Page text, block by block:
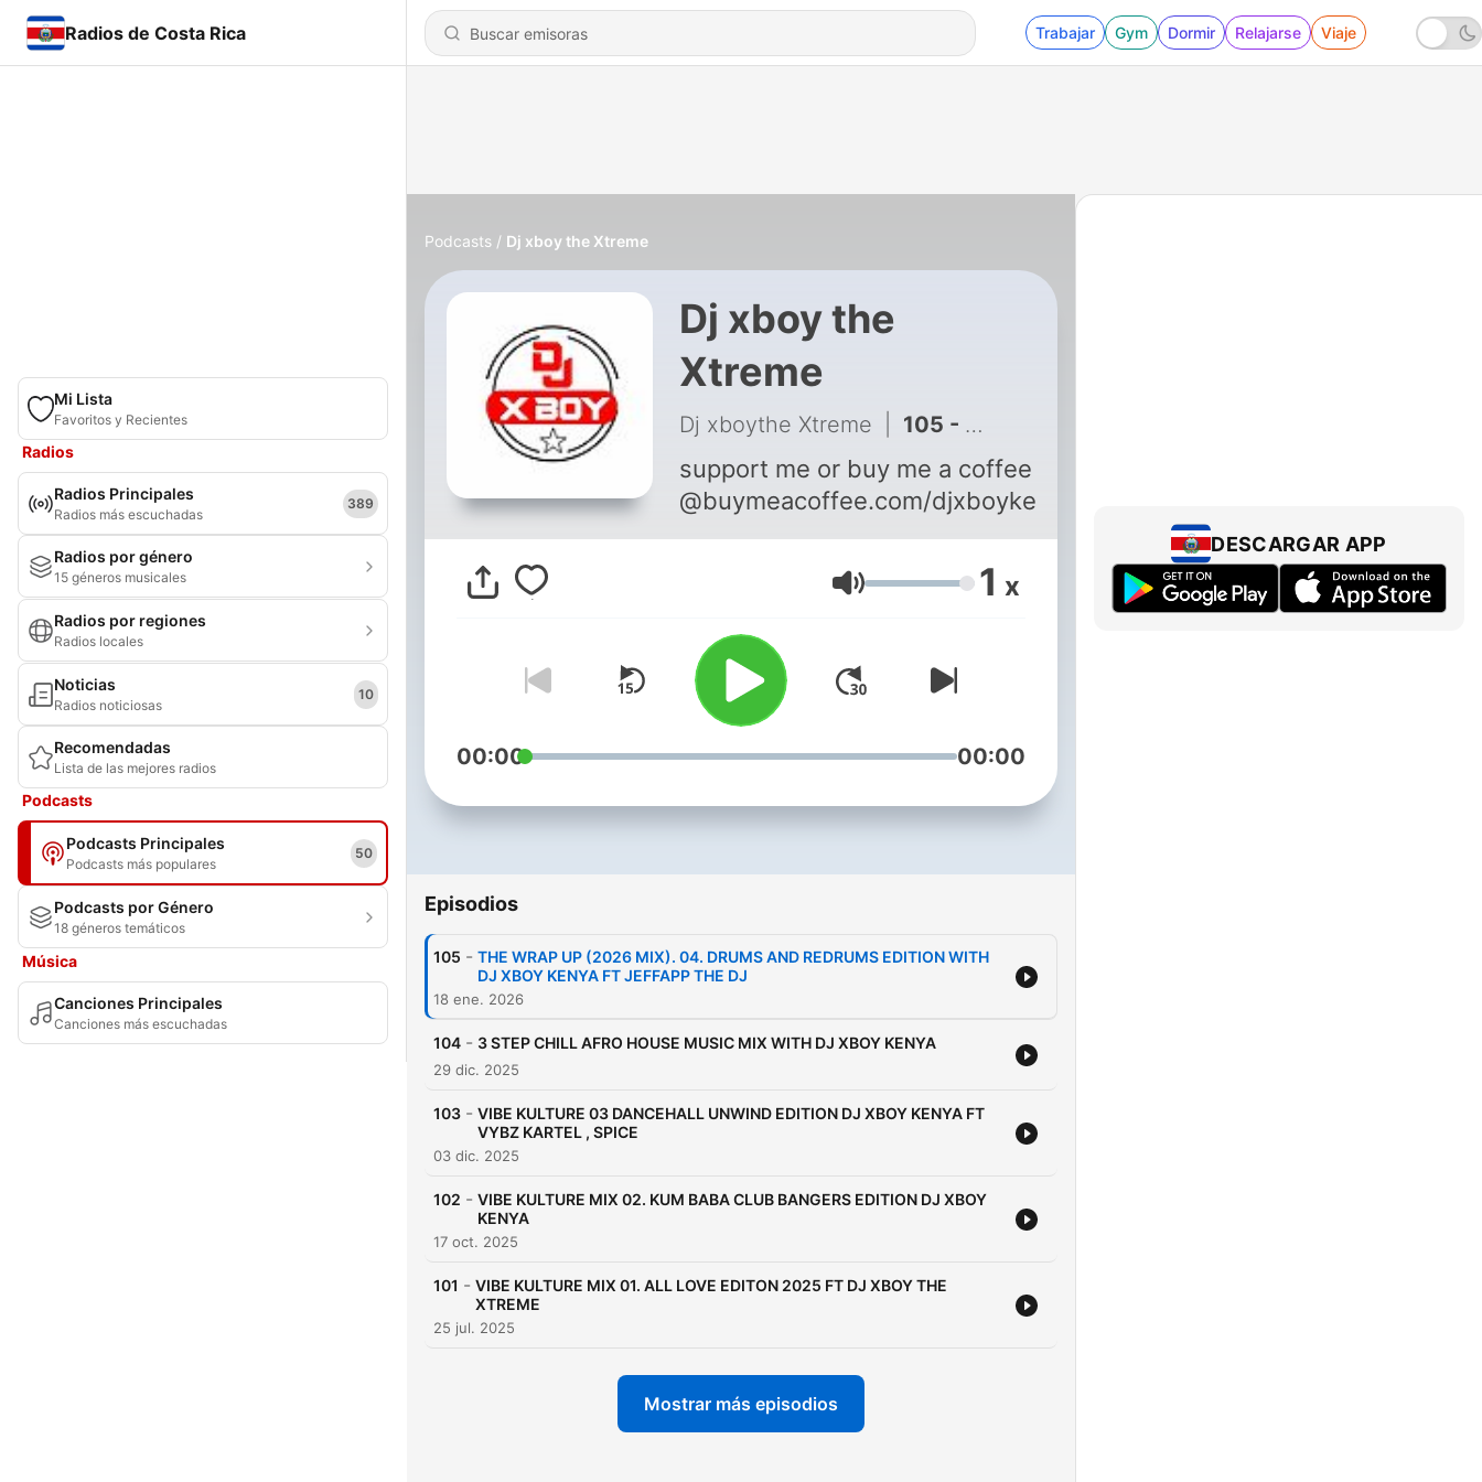
Radios de Costa Rica Trabajar Gym Dormir Relajarse Viaje
Mi Lista
Favoritos y Recientes
Radios
Radios Principales
Radios más escuchadas
389
Radios por género
15 géneros musicales
Radios por regiones
Radios locales
Noticias
Radios noticiosas
10
Recomendadas
Lista de las mejores radios
Podcasts
Podcasts Principales
Podcasts más populares
50
Podcasts por Género
18 géneros temáticos
Música
Canciones Principales
Canciones más escuchadas
Podcasts Dj xboy the Xtreme
Dj xboy the
Xtreme
Dj xboythe Xtreme 105 - THE WRAP UP (2026 MIX). 04. DRUMS AND REDRUMS EDITION WITH DJ XBOY KENYA FT JEFFAPP THE DJ
support me or buy me a coffee
@buymeacoffee.com/djxboykenya
Volumen 1 x
00:00 00:00
Episodios
105 - THE WRAP UP (2026 MIX). 04. DRUMS AND REDRUMS EDITION WITH
DJ XBOY KENYA FT JEFFAPP THE DJ
18 ene. 2026
104 - 3 STEP CHILL AFRO HOUSE MUSIC MIX WITH DJ XBOY KENYA
29 dic. 2025
103 - VIBE KULTURE 03 DANCEHALL UNWIND EDITION DJ XBOY KENYA FT
VYBZ KARTEL , SPICE
03 dic. 2025
102 - VIBE KULTURE MIX 02. KUM BABA CLUB BANGERS EDITION DJ XBOY
KENYA
17 oct. 2025
101 - VIBE KULTURE MIX 01. ALL LOVE EDITON 2025 FT DJ XBOY THE
XTREME
25 jul. 2025
Mostrar más episodios
DESCARGAR APP